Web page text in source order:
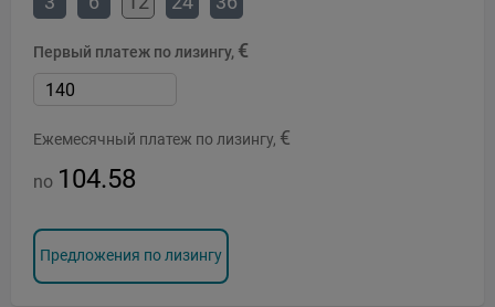
Первый платеж по лизингу, €
Ежемесячный платеж по лизингу, €
no 104.58
Предложения по лизингу